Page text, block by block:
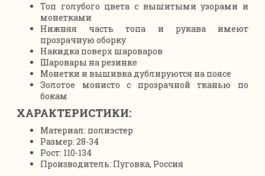
Топ голубого цвета с вышитыми узорами и
монетками
Нижняя часть топа и рукава имеют
прозрачную оборку
Накидка поверх шароваров
Шаровары на резинке
Монетки и вышивка дублируются на поясе
Золотое монисто с прозрачной тканью по
бокам
ХАРАКТЕРИСТИКИ:
Материал: полиэстер
Размер: 28-34
Рост: 110-134
Производитель: Пуговка, Россия